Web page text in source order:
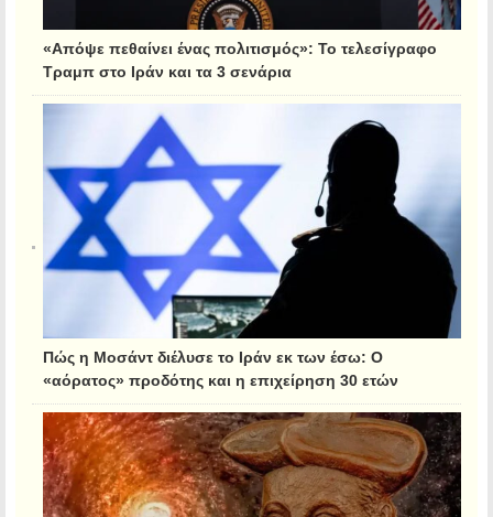
«Απόψε πεθαίνει ένας πολιτισμός»: Το τελεσίγραφο
Τραμπ στο Ιράν και τα 3 σενάρια
Πώς η Μοσάντ διέλυσε το Ιράν εκ των έσω: Ο
«αόρατος» προδότης και η επιχείρηση 30 ετών